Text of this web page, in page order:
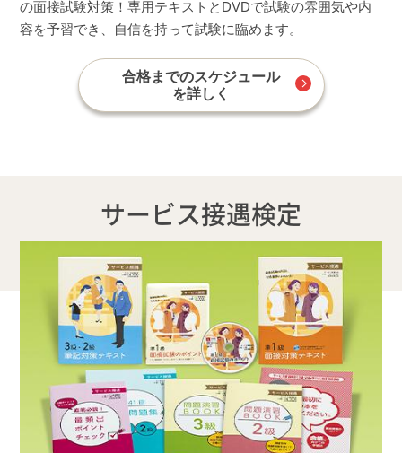
の面接試験対策！専用テキストとDVDで試験の雰囲気や内
容を予習でき、自信を持って試験に臨めます。
合格までのスケジュール
を詳しく
サービス接遇検定